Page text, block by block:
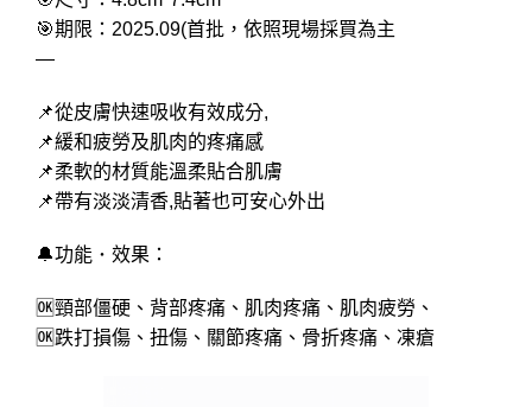
🎯期限：2025.09(首批，依照現場採買為主
—
📌從皮膚快速吸收有效成分,
📌緩和疲勞及肌肉的疼痛感
📌柔軟的材質能溫柔貼合肌膚
📌帶有淡淡清香,貼著也可安心外出
🔔功能 ･ 效果：
🆗頸部僵硬、背部疼痛、肌肉疼痛、肌肉疲勞、
🆗跌打損傷、扭傷、關節疼痛、骨折疼痛、凍瘡